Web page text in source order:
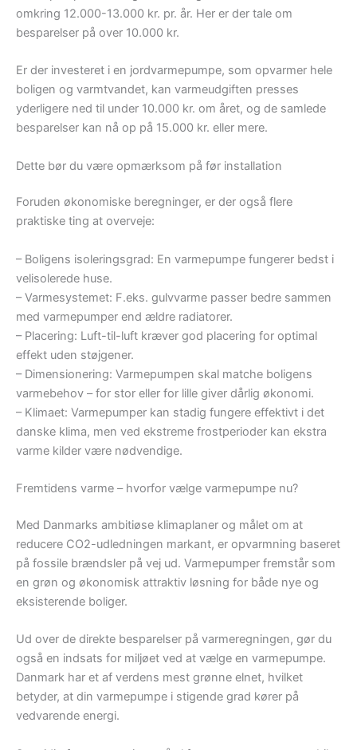
omkring 12.000-13.000 kr. pr. år. Her er der tale om
besparelser på over 10.000 kr.
Er der investeret i en jordvarmepumpe, som opvarmer hele
boligen og varmtvandet, kan varmeudgiften presses
yderligere ned til under 10.000 kr. om året, og de samlede
besparelser kan nå op på 15.000 kr. eller mere.
Dette bør du være opmærksom på før installation
Foruden økonomiske beregninger, er der også flere
praktiske ting at overveje:
– Boligens isoleringsgrad: En varmepumpe fungerer bedst i
velisolerede huse.
– Varmesystemet: F.eks. gulvvarme passer bedre sammen
med varmepumper end ældre radiatorer.
– Placering: Luft-til-luft kræver god placering for optimal
effekt uden støjgener.
– Dimensionering: Varmepumpen skal matche boligens
varmebehov – for stor eller for lille giver dårlig økonomi.
– Klimaet: Varmepumper kan stadig fungere effektivt i det
danske klima, men ved ekstreme frostperioder kan ekstra
varme kilder være nødvendige.
Fremtidens varme – hvorfor vælge varmepumpe nu?
Med Danmarks ambitiøse klimaplaner og målet om at
reducere CO2-udledningen markant, er opvarmning baseret
på fossile brændsler på vej ud. Varmepumper fremstår som
en grøn og økonomisk attraktiv løsning for både nye og
eksisterende boliger.
Ud over de direkte besparelser på varmeregningen, gør du
også en indsats for miljøet ved at vælge en varmepumpe.
Danmark har et af verdens mest grønne elnet, hvilket
betyder, at din varmepumpe i stigende grad kører på
vedvarende energi.